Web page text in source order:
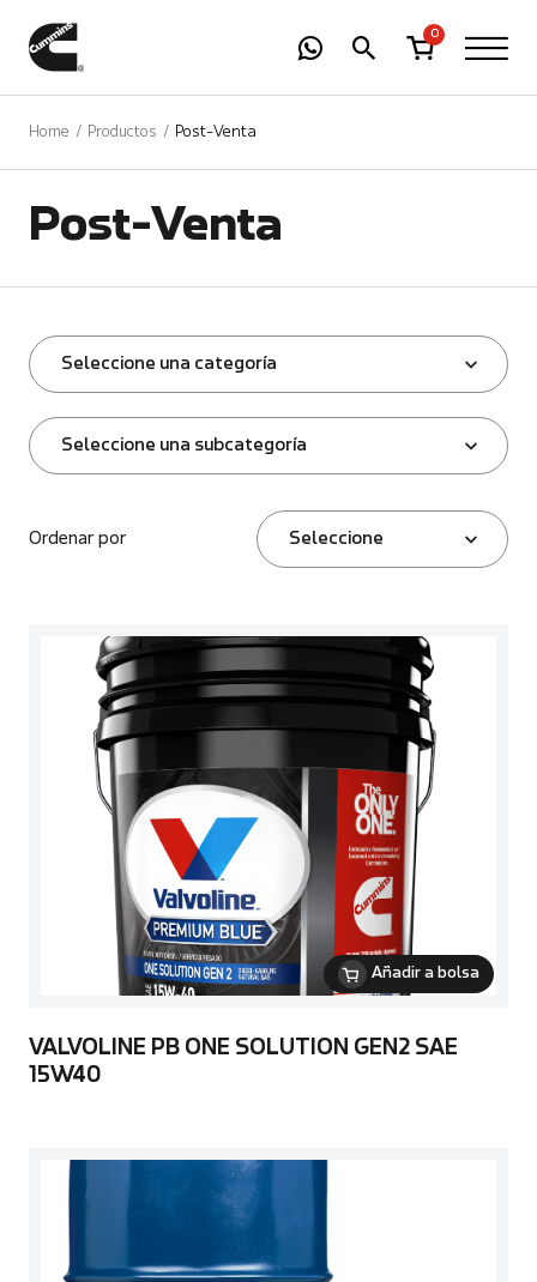
0
Home Productos Post-Venta
Post-Venta
Seleccione una categoría
Seleccione una subcategoría
Ordenar por Seleccione
Añadir a bolsa
VALVOLINE PB ONE SOLUTION GEN2 SAE
15W40